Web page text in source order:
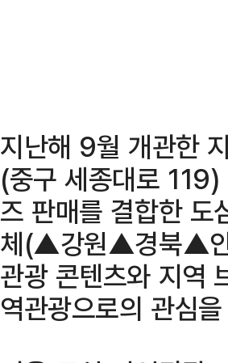
지난해 9월 개관한
(중구 세종대로 119)
즈 판매를 결합한 도
체(▲강원▲경북▲
관광 콘텐츠와 지역
역관광으로의 관심